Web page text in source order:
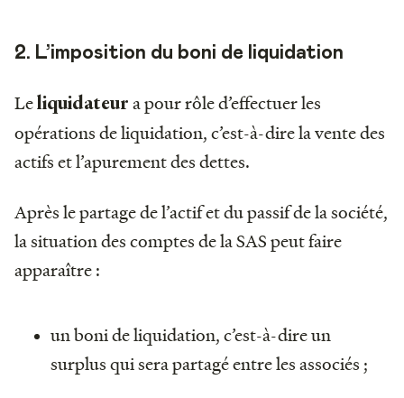
2. L’imposition du boni de liquidation
Leliquidateur a pour rôle d’effectuer les
opérations de liquidation, c’est-à-dire la vente des
actifs et l’apurement des dettes.
Après le partage de l’actif et du passif de la société,
la situation des comptes de la SAS peut faire
apparaître :
un boni de liquidation, c’est-à-dire un
surplus qui sera partagé entre les associés ;